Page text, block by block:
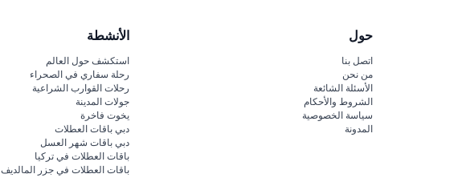
حول
اتصل بنا
من نحن
الأسئلة الشائعة
الشروط والأحكام
سياسة الخصوصية
المدونة
الأنشطة
استكشف حول العالم
رحلة سفاري في الصحراء
رحلات القوارب الشراعية
جولات المدينة
يخوت فاخرة
دبي باقات العطلات
دبي باقات شهر العسل
باقات العطلات في تركيا
باقات العطلات في جزر المالديف